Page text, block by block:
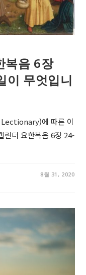
복음 6장
이 무엇입니
에 따른 이
린더 요한복음 6장 24-
8월 31, 2020